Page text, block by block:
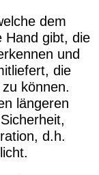
dem
Hand gibt, die
und
die
können.
längeren
d.h.